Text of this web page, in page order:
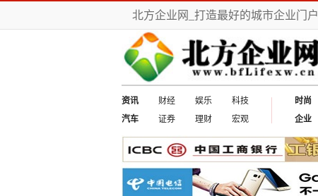
北方企业网_打造最好的城市企业门户
资讯 财经 娱乐
科技
汽车
证券 理财 宏观
时尚
企业